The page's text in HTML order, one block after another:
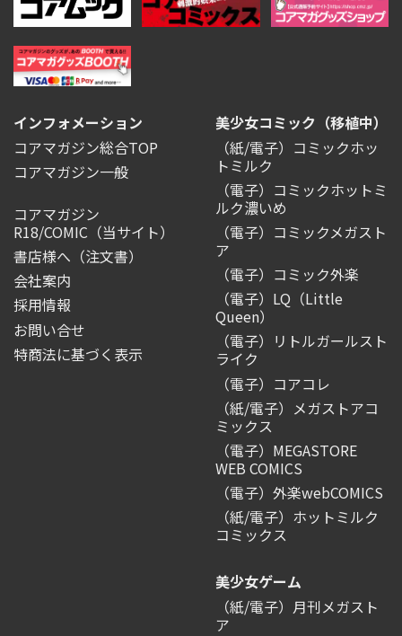
インフォメーション
コアマガジン総合TOP
コアマガジン一般
コアマガジン
R18/COMIC （当サイト）
書店様へ（注文書）
会社案内
採用情報
お問い合せ
特商法に基づく表示
美少女コミック（移植中）
（紙/電子）コミックホッ
トミルク
（電子）コミックホットミ
ルク濃いめ
（電子）コミックメガスト
ア
（電子）コミック外楽
（電子）LQ（Little
Queen）
（電子）リトルガールスト
ライク
（電子）コアコレ
（紙/電子）メガストアコ
ミックス
（電子）MEGASTORE
WEB COMICS
（電子）外楽webCOMICS
（紙/電子）ホットミルク
コミックス
美少女ゲーム
（紙/電子）月刊メガスト
ア